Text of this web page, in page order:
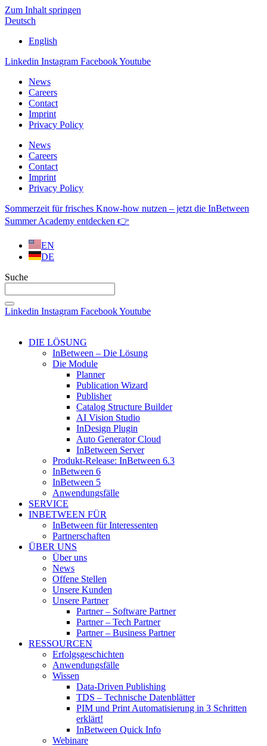
Zum Inhalt springen
Deutsch
English
Linkedin Instagram FacebookYoutube
News
Careers
Contact
Imprint
Privacy Policy
News
Careers
Contact
Imprint
Privacy Policy
Sommerzeit für frisches Know-how nutzen – jetzt die InBetween
Summer Academy entdecken 👉
EN
DE
Suche
Linkedin Instagram FacebookYoutube
DIE LÖSUNG
InBetween – Die Lösung
Die Module
Planner
Publication Wizard
Publisher
Catalog Structure Builder
AI Vision Studio
InDesign Plugin
Auto Generator Cloud
InBetween Server
Produkt-Release: InBetween 6.3
InBetween 6
InBetween 5
Anwendungsfälle
SERVICE
INBETWEEN FÜR
InBetween für Interessenten
Partnerschaften
ÜBER UNS
Über uns
News
Offene Stellen
Unsere Kunden
Unsere Partner
Partner – Software Partner
Partner – Tech Partner
Partner – Business Partner
RESSOURCEN
Erfolgsgeschichten
Anwendungsfälle
Wissen
Data-Driven Publishing
TDS – Technische Datenblätter
PIM und Print Automatisierung in 3 Schritten
erklärt!
InBetween Quick Info
Webinare